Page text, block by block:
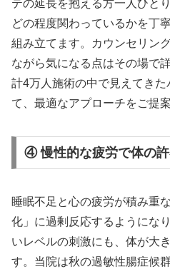
テの延長を抱える方一人ひと
どの程度関わっているかを丁
組み立てます。カウンセリン
ながら気になる点はその場で
計4万人施術の中で見えてき
て、最適なアプローチをご提案
④ 慢性的な疲労で体の
睡眠不足と心の疲労が積み重
化」に過剰反応するようにな
いレベルの刺激にも、体が大
す。当院は秋の過敏性腸症候